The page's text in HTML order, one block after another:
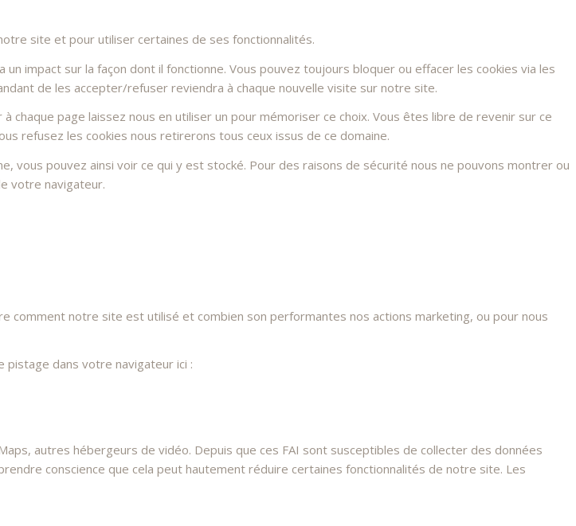
site et pour utiliser certaines de ses fonctionnalités.
impact sur la façon dont il fonctionne. Vous pouvez toujours bloquer ou effacer les cookies via les
de les accepter/refuser reviendra à chaque nouvelle visite sur notre site.
page laissez nous en utiliser un pour mémoriser ce choix. Vous êtes libre de revenir sur ce
refusez les cookies nous retirerons tous ceux issus de ce domaine.
pouvez ainsi voir ce qui y est stocké. Pour des raisons de sécurité nous ne pouvons montrer ou
votre navigateur.
comment notre site est utilisé et combien son performantes nos actions marketing, ou pour nous
dans votre navigateur ici :
autres hébergeurs de vidéo. Depuis que ces FAI sont susceptibles de collecter des données
conscience que cela peut hautement réduire certaines fonctionnalités de notre site. Les